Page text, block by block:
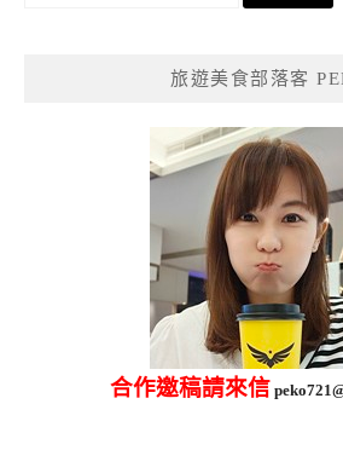
旅遊美食部落客
合作邀稿請來信